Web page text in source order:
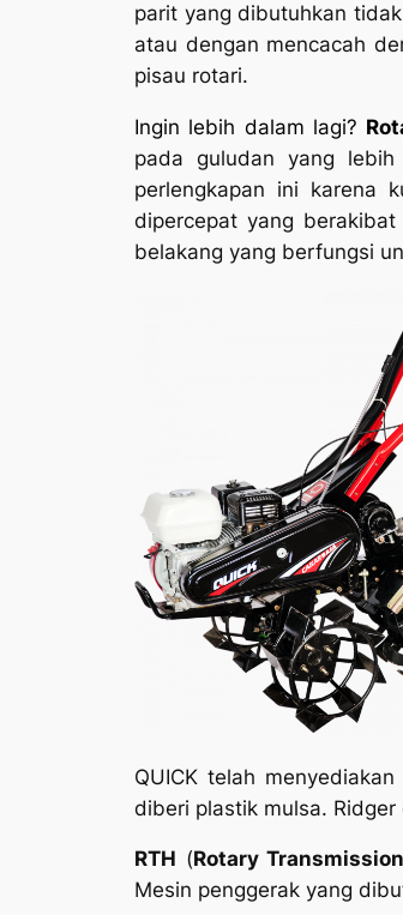
parit yang dibutuhkan
atau dengan mencacah
pisau rotari.
Ingin lebih dalam lagi?
pada guludan yang
perlengkapan ini karena
dipercepat yang
belakang yang berfungsi
QUICK telah menyediakan
diberi plastik mulsa.
RTH (Rotary
Mesin penggerak yang